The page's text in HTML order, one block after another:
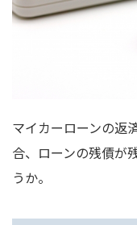
マイカーローンの返
合、ローンの残債が
うか。